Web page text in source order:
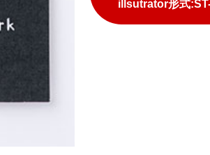
illsutrator形式